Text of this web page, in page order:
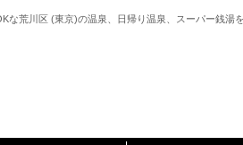
な荒川区 (東京)の温泉、日帰り温泉、スーパー銭湯